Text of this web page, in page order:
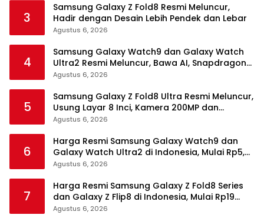
3
Samsung Galaxy Z Fold8 Resmi Meluncur,
Hadir dengan Desain Lebih Pendek dan Lebar
Agustus 6, 2026
4
Samsung Galaxy Watch9 dan Galaxy Watch
Ultra2 Resmi Meluncur, Bawa AI, Snapdragon
Wear Elite, dan Fitur Kesehatan Baru
Agustus 6, 2026
5
Samsung Galaxy Z Fold8 Ultra Resmi Meluncur,
Usung Layar 8 Inci, Kamera 200MP dan
Snapdragon 8 Elite Gen 5
Agustus 6, 2026
6
Harga Resmi Samsung Galaxy Watch9 dan
Galaxy Watch Ultra2 di Indonesia, Mulai Rp5,9
Jutaan
Agustus 6, 2026
7
Harga Resmi Samsung Galaxy Z Fold8 Series
dan Galaxy Z Flip8 di Indonesia, Mulai Rp19
Jutaan
Agustus 6, 2026